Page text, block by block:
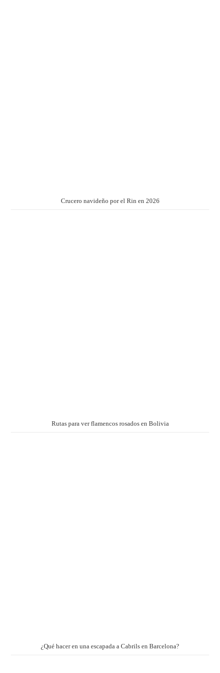
Crucero navideño por el Rin en 2026
Rutas para ver flamencos rosados en Bolivia
¿Qué hacer en una escapada a Cabrils en Barcelona?